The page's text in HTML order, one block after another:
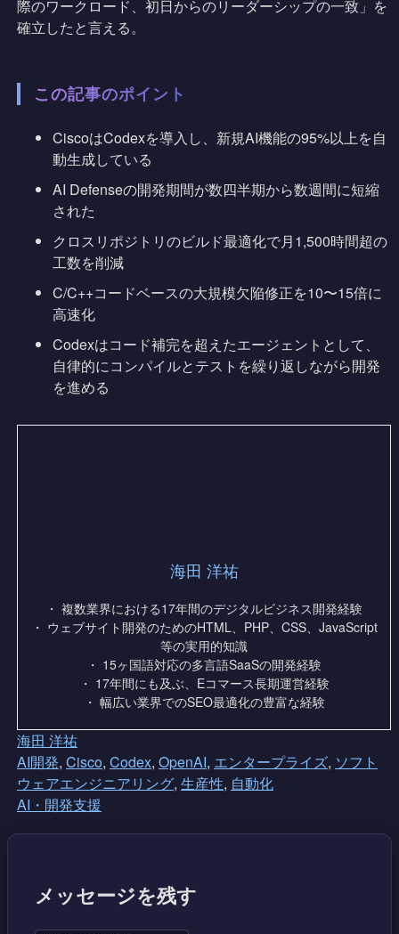
際のワークロード、初日からのリーダーシップの一致」を
確立したと言える。
この記事のポイント
CiscoはCodexを導入し、新規AI機能の95%以上を自
動生成している
AI Defenseの開発期間が数四半期から数週間に短縮
された
クロスリポジトリのビルド最適化で月1,500時間超の
工数を削減
C/C++コードベースの大規模欠陥修正を10〜15倍に
高速化
Codexはコード補完を超えたエージェントとして、
自律的にコンパイルとテストを繰り返しながら開発
を進める
海田 洋祐
・ 複数業界における17年間のデジタルビジネス開発経験
・ ウェブサイト開発のためのHTML、PHP、CSS、JavaScript
等の実用的知識
・ 15ヶ国語対応の多言語SaaSの開発経験
・ 17年間にも及ぶ、Eコマース長期運営経験
・ 幅広い業界でのSEO最適化の豊富な経験
海田 洋祐
AI開発, Cisco, Codex, OpenAI, エンタープライズ, ソフト
ウェアエンジニアリング, 生産性, 自動化
AI・開発支援
メッセージを残す